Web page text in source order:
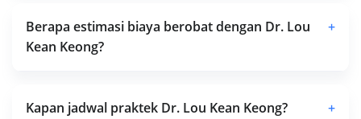
Berapa estimasi biaya berobat dengan Dr. Lou
Kean Keong?
+
Kapan jadwal praktek Dr. Lou Kean Keong? +